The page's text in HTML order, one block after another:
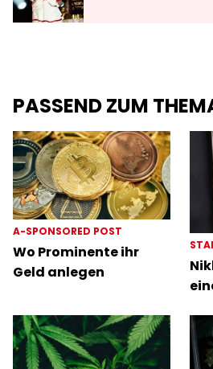
PASSEND ZUM
A-SPONSORED POST
Wo Prominente ihr
Geld anlegen